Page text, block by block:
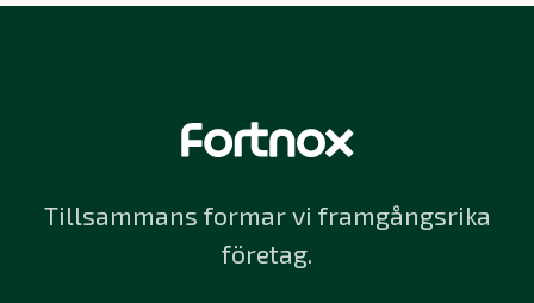
Tillsammans formar vi framgångsrika
företag.